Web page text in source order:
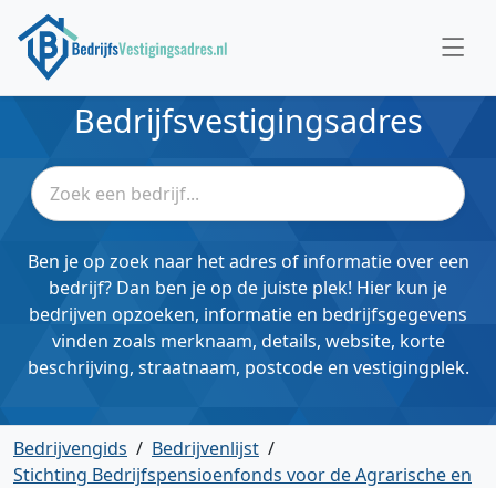
Bedrijfsvestigingsadres
Ben je op zoek naar het adres of informatie over een
bedrijf? Dan ben je op de juiste plek! Hier kun je
bedrijven opzoeken, informatie en bedrijfsgegevens
vinden zoals merknaam, details, website, korte
beschrijving, straatnaam, postcode en vestigingplek.
Bedrijvengids / Bedrijvenlijst /
Stichting Bedrijfspensioenfonds voor de Agrarische en